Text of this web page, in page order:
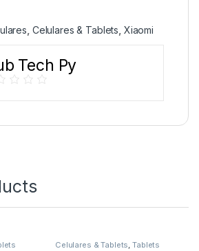
Celulares & Tablets Xiaomi
Tech Py
Celulares & Tablets ,Tablets